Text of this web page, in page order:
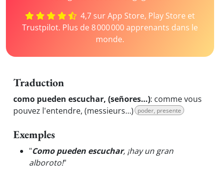
4,7 sur App Store, Play Store et
Trustpilot. Plus de 8 000 000 apprenants dans le
monde.
Traduction
como pueden escuchar, (señores…): comme vous
pouvez l'entendre, (messieurs…) poder, presente
Exemples
"Como pueden escuchar, ¡hay un gran
alboroto!"